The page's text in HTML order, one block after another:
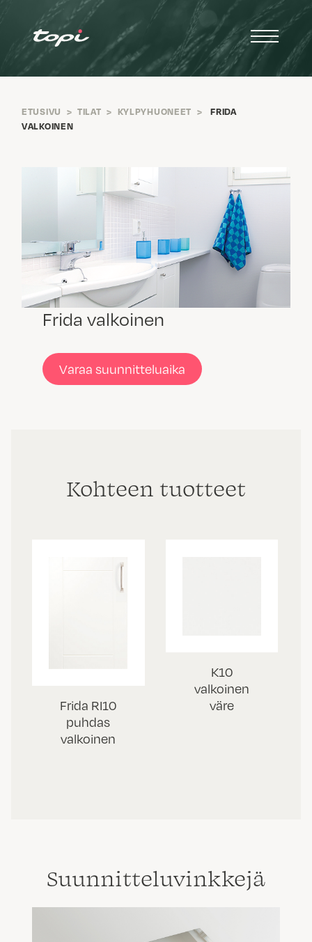
ETUSIVU > TILAT > KYLPYHUONEET >
FRIDA
VALKOINEN
Frida valkoinen
Varaa suunnitteluaika
Kohteen tuotteet
Frida RI10
puhdas
valkoinen
K10
valkoinen
väre
Suunnittelu­vinkkejä